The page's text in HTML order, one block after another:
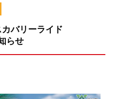
バリーライド
らせ